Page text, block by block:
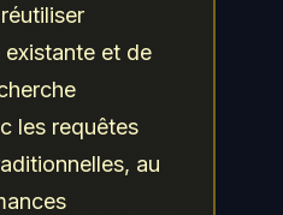
et de
les requêtes
au